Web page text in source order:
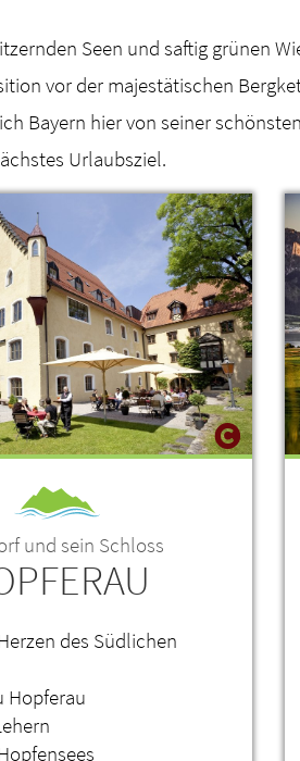
Seen und saftig grünen
vor der majestätischen
Bayern hier von seiner
Urlaubsziel.
und sein Schloss
des Südlichen
Hopferau